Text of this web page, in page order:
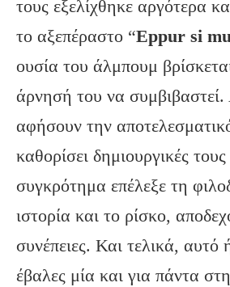
τους εξελίχθηκε αργότερα
το αξεπέραστο “Eppur si
ουσία του άλμπουμ
άρνησή του να συμβιβαστεί.
αφήσουν την
καθορίσει δημιουργικές
συγκρότημα επέλεξε τη
ιστορία και το ρίσκο,
συνέπειες. Και τελικά, αυτό
έβαλες μία και για πάντα